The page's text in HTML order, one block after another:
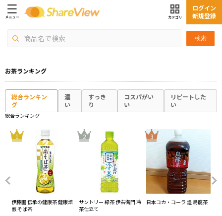
検索
ログイン
新規登録
お茶ランキング
総合ランキン
グ
濃
い
すっき
り
コスパがい
い
リピートした
い
総合ランキング
1
伊藤園 伝承の健康茶 健康焙
煎 そば茶
2
サントリー 緑茶 伊右衛門 冷
茶仕立て
3
日本コカ・コーラ 煌 烏龍茶